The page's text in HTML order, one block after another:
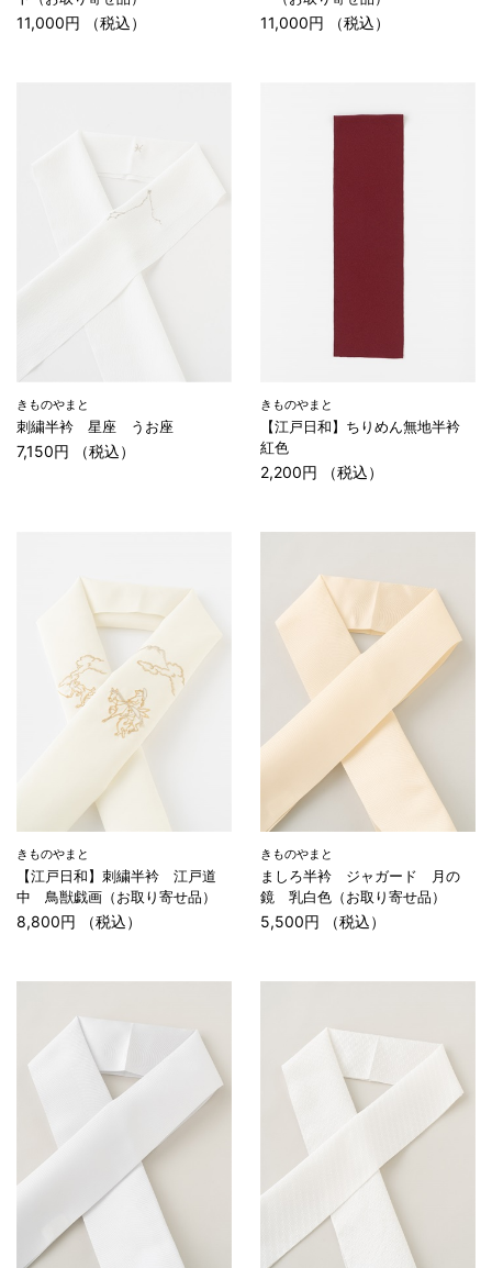
11,000円 （税込） 11,000円 （税込）
きものやまと
刺繍半衿 星座 うお座
7,150円 （税込）
きものやまと
【江戸日和】ちりめん無地半衿
紅色
2,200円 （税込）
きものやまと
【江戸日和】刺繍半衿 江戸道
中 鳥獣戯画（お取り寄せ品）
8,800円 （税込）
きものやまと
ましろ半衿 ジャガード 月の
鏡 乳白色（お取り寄せ品）
5,500円 （税込）